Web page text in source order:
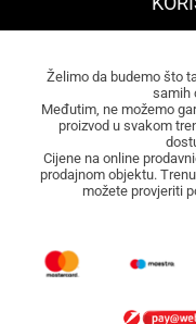
Želimo da budemo što
samih
Međutim, ne možemo
proizvod u svakom
Cijene na online
prodajnom objektu.
možete provjeriti